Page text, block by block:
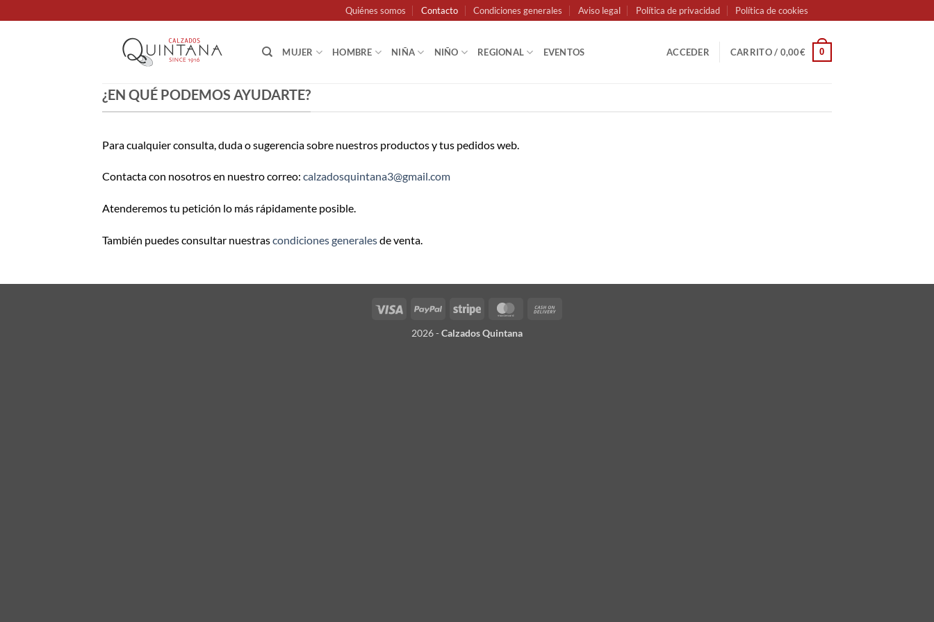
al
Quiénes somos Contacto Condiciones generales Aviso legal Política de privacidad Política de cookies
MUJER HOMBRE NIÑA NIÑO REGIONAL EVENTOS ACCEDER CARRITO / 0,00€ 0
¿EN QUÉ PODEMOS AYUDARTE?
Para cualquier consulta, duda o sugerencia sobre nuestros productos y tus pedidos web.
Contacta con nosotros en nuestro correo: calzadosquintana3@gmail.com
Atenderemos tu petición lo más rápidamente posible.
También puedes consultar nuestrascondiciones generalesde venta.
Visa PayPal Stripe MasterCard
2026 - Calzados Quintana